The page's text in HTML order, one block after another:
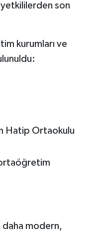
yetkililerden son
kurumları ve
Hatip Ortaokulu
daha modern,